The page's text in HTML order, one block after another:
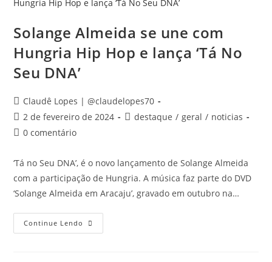
Solange Almeida se une com
Hungria Hip Hop e lança ‘Tá No
Seu DNA’
Claudê Lopes | @claudelopes70
2 de fevereiro de 2024
destaque / geral / noticias
0 comentário
‘Tá no Seu DNA’, é o novo lançamento de Solange Almeida
com a participação de Hungria. A música faz parte do DVD
‘Solange Almeida em Aracaju’, gravado em outubro na…
Continue Lendo